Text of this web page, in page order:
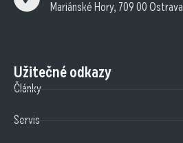
Mariánské Hory, 709 00 Ostrava
Užitečné odkazy
Články
Servis